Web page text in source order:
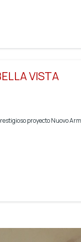
VISTA
proyecto Nuovo